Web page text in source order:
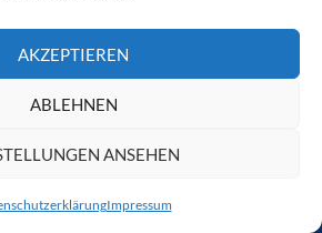
AKZEPTIEREN
ABLEHNEN
ANSEHEN
Impressum